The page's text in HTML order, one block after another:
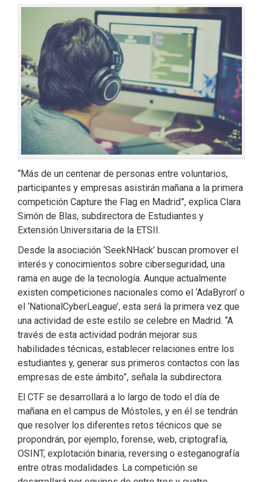
“Más de un centenar de personas entre voluntarios,
participantes y empresas asistirán mañana a la primera
competición Capture the Flag en Madrid”, explica Clara
Simón de Blas, subdirectora de Estudiantes y
Extensión Universitaria de la ETSII.
Desde la asociación ‘SeekNHack’ buscan promover el
interés y conocimientos sobre ciberseguridad, una
rama en auge de la tecnología. Aunque actualmente
existen competiciones nacionales como el ‘AdaByron’ o
el ‘NationalCyberLeague’, esta será la primera vez que
una actividad de este estilo se celebre en Madrid. “A
través de esta actividad podrán mejorar sus
habilidades técnicas, establecer relaciones entre los
estudiantes y, generar sus primeros contactos con las
empresas de este ámbito”, señala la subdirectora.
El CTF se desarrollará a lo largo de todo el día de
mañana en el campus de Móstoles, y en él se tendrán
que resolver los diferentes retos técnicos que se
propondrán, por ejemplo, forense, web, criptografía,
OSINT, explotación binaria, reversing o esteganografía
entre otras modalidades. La competición se